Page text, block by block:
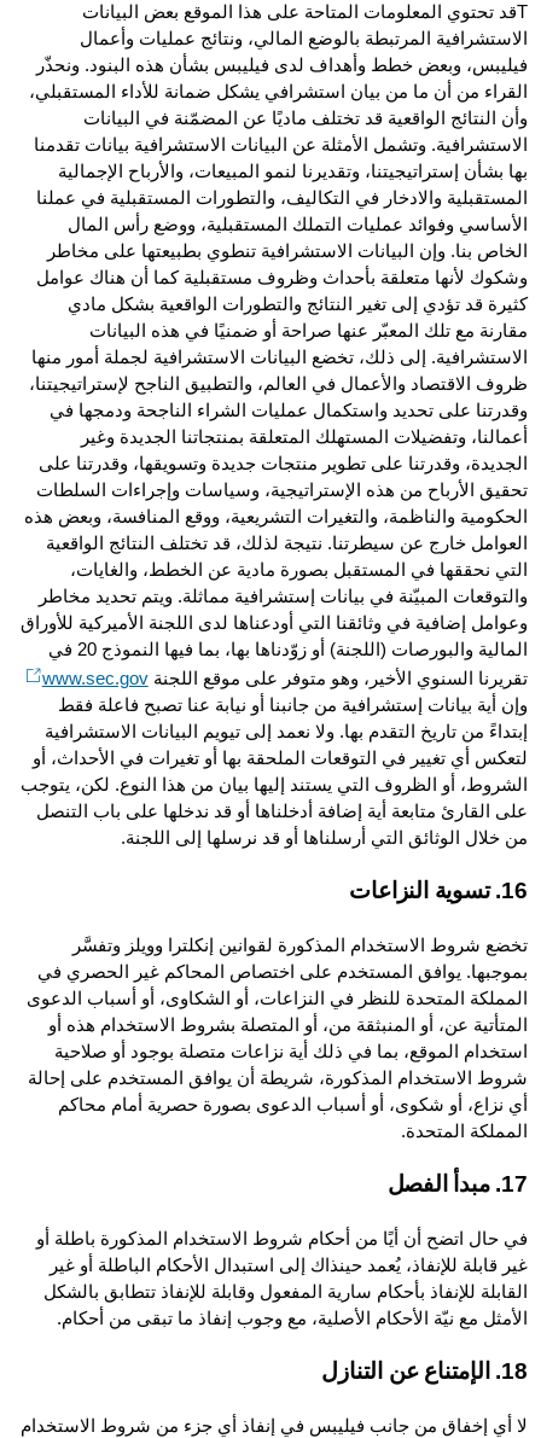
Tقد تحتوي المعلومات المتاحة على هذا الموقع بعض البيانات
الاستشرافية المرتبطة بالوضع المالي، ونتائج عمليات وأعمال
فيليبس، وبعض خطط وأهداف لدى فيليبس بشأن هذه البنود. ونحذّر
القراء من أن ما من بيان استشرافي يشكل ضمانة للأداء المستقبلي،
وأن النتائج الواقعية قد تختلف ماديًا عن المضمّنة في البيانات
الاستشرافية. وتشمل الأمثلة عن البيانات الاستشرافية بيانات تقدمنا
بها بشأن إستراتيجيتنا، وتقديرنا لنمو المبيعات، والأرباح الإجمالية
المستقبلية والادخار في التكاليف، والتطورات المستقبلية في عملنا
الأساسي وفوائد عمليات التملك المستقبلية، ووضع رأس المال
الخاص بنا. وإن البيانات الاستشرافية تنطوي بطبيعتها على مخاطر
وشكوك لأنها متعلقة بأحداث وظروف مستقبلية كما أن هناك عوامل
كثيرة قد تؤدي إلى تغير النتائج والتطورات الواقعية بشكل مادي
مقارنة مع تلك المعبّر عنها صراحة أو ضمنيًا في هذه البيانات
الاستشرافية. إلى ذلك، تخضع البيانات الاستشرافية لجملة أمور منها
ظروف الاقتصاد والأعمال في العالم، والتطبيق الناجح لإستراتيجيتنا،
وقدرتنا على تحديد واستكمال عمليات الشراء الناجحة ودمجها في
أعمالنا، وتفضيلات المستهلك المتعلقة بمنتجاتنا الجديدة وغير
الجديدة، وقدرتنا على تطوير منتجات جديدة وتسويقها، وقدرتنا على
تحقيق الأرباح من هذه الإستراتيجية، وسياسات وإجراءات السلطات
الحكومية والناظمة، والتغيرات التشريعية، ووقع المنافسة، وبعض هذه
العوامل خارج عن سيطرتنا. نتيجة لذلك، قد تختلف النتائج الواقعية
التي نحققها في المستقبل بصورة مادية عن الخطط، والغايات،
والتوقعات المبيّنة في بيانات إستشرافية مماثلة. ويتم تحديد مخاطر
وعوامل إضافية في وثائقنا التي أودعناها لدى اللجنة الأميركية للأوراق
المالية والبورصات (اللجنة) أو زوّدناها بها، بما فيها النموذج 20 في
تقريرنا السنوي الأخير، وهو متوفر على موقع اللجنةwww.sec.gov
وإن أية بيانات إستشرافية من جانبنا أو نيابة عنا تصبح فاعلة فقط
إبتداءً من تاريخ التقدم بها. ولا نعمد إلى تيويم البيانات الاستشرافية
لتعكس أي تغيير في التوقعات الملحقة بها أو تغيرات في الأحداث، أو
الشروط، أو الظروف التي يستند إليها بيان من هذا النوع. لكن، يتوجب
على القارئ متابعة أية إضافة أدخلناها أو قد ندخلها على باب التنصل
من خلال الوثائق التي أرسلناها أو قد نرسلها إلى اللجنة.
16. تسوية النزاعات
تخضع شروط الاستخدام المذكورة لقوانين إنكلترا وويلز وتفسَّر
بموجبها. يوافق المستخدم على اختصاص المحاكم غير الحصري في
المملكة المتحدة للنظر في النزاعات، أو الشكاوى، أو أسباب الدعوى
المتأتية عن، أو المنبثقة من، أو المتصلة بشروط الاستخدام هذه أو
استخدام الموقع، بما في ذلك أية نزاعات متصلة بوجود أو صلاحية
شروط الاستخدام المذكورة، شريطة أن يوافق المستخدم على إحالة
أي نزاع، أو شكوى، أو أسباب الدعوى بصورة حصرية أمام محاكم
المملكة المتحدة.
17. مبدأ الفصل
في حال اتضح أن أيًا من أحكام شروط الاستخدام المذكورة باطلة أو
غير قابلة للإنفاذ، يُعمد حينذاك إلى استبدال الأحكام الباطلة أو غير
القابلة للإنفاذ بأحكام سارية المفعول وقابلة للإنفاذ تتطابق بالشكل
الأمثل مع نيّة الأحكام الأصلية، مع وجوب إنفاذ ما تبقى من أحكام.
18. الإمتناع عن التنازل
لا أي إخفاق من جانب فيليبس في إنفاذ أي جزء من شروط الاستخدام